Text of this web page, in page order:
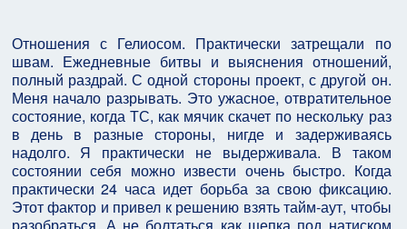
Отношения с Гелиосом. Практически затрещали по
швам. Ежедневные битвы и выяснения отношений,
полный раздрай. С одной стороны проект, с другой он.
Меня начало разрывать. Это ужасное, отвратительное
состояние, когда ТС, как мячик скачет по нескольку раз
в день в разные стороны, нигде и задерживаясь
надолго. Я практически не выдерживала. В таком
состоянии себя можно извести очень быстро. Когда
практически 24 часа идет борьба за свою фиксацию.
Этот фактор и привел к решению взять тайм-аут, чтобы